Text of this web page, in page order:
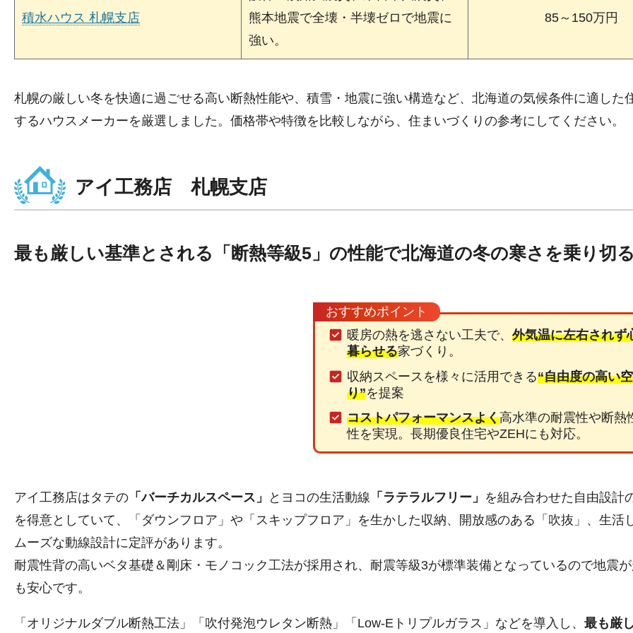
積水ハウス 札幌支店
熊本地震で全壊・半壊ゼロで地震に
強い。
85～150万円
札幌の厳しい冬を快適に過ごせる高い断熱性能や、積雪・地震に強い構造など、北海道の気候条件に適した
するハウスメーカーを厳選しました。価格帯や特徴を比較しながら、住まいづくりの参考にしてください。
アイ工務店 札幌支店
最も厳しい基準とされる「断熱等級5」の性能で北海道の冬の寒さを乗り切る
おすすめポイント
暖房の熱を逃さない工夫で、外気温に左右されず
暮らせる家づくり。
収納スペースを様々に活用できる“自由度の高い
り”を提案
コストパフォーマンスよく高水準の耐震性や断熱
性を実現。長期優良住宅やZEHにも対応。
アイ工務店はタテの 「バーチカルスペース」 とヨコの生活動線 「ラテラルフリー」 を組み合わせた自由設計
を得意としていて、「ダウンフロア」や「スキップフロア」を生かした収納、開放感のある「吹抜」、生活
ムーズな動線設計に定評があります。
耐震性背の高いベタ基礎＆剛床・モノコック工法が採用され、耐震等級3が標準装備となっているので地震
も安心です。
「オリジナルダブル断熱工法」「吹付発泡ウレタン断熱」「Low-Eトリプルガラス」などを導入し、 最も厳